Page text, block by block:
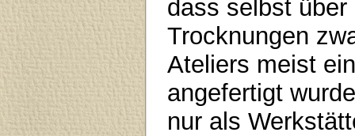
dass selbst
Trocknungen
Ateliers meist
angefertigt
nur als